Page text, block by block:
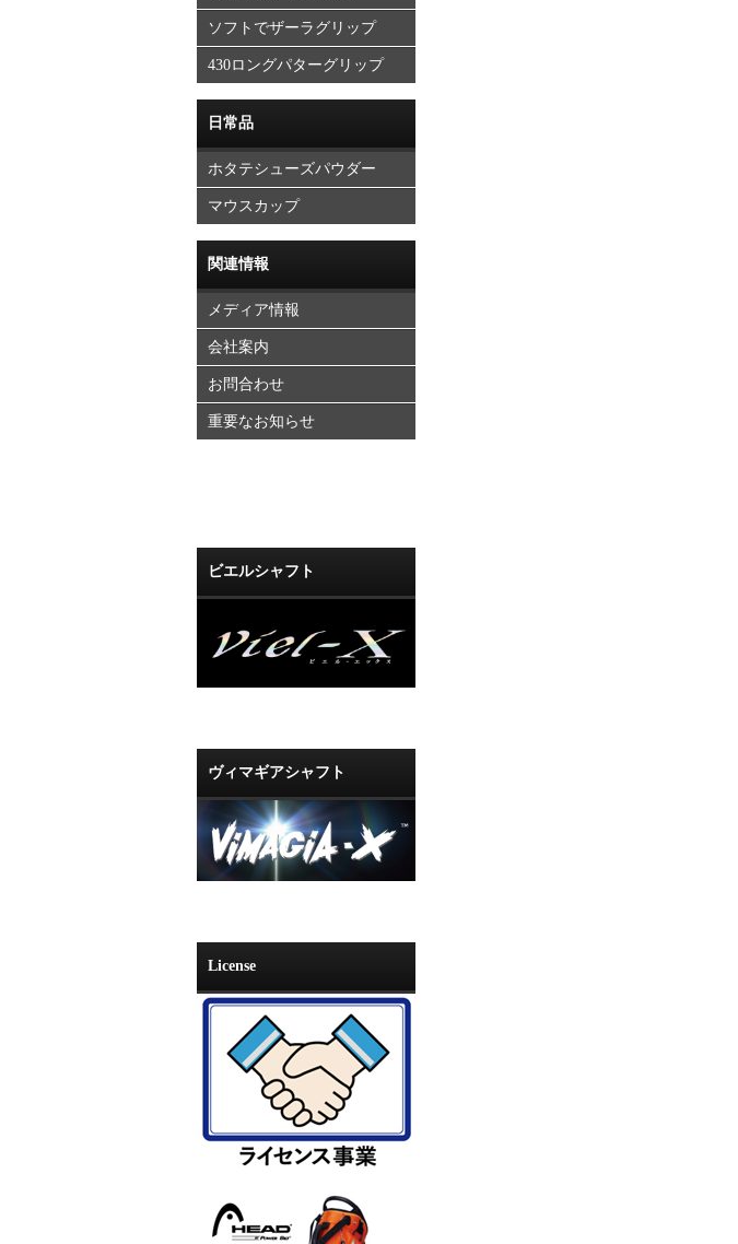
ソフトでザーラグリップ
430ロングパターグリップ
日常品
ホタテシューズパウダー
マウスカップ
関連情報
メディア情報
会社案内
お問合わせ
重要なお知らせ
ビエルシャフト
ヴィマギアシャフト
License